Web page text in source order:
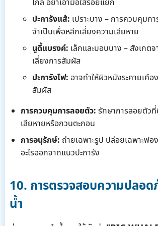
ไกล อย่าเอามือใส่รอยแยก
ปะการังแส้: เปราะบาง – การควบคุมก
จำเป็นเพื่อหลีกเลี่ยงความเสียหาย
นูดี้แบรงค์: เล็กและบอบบาง – สังเกตจ
เลี่ยงการสัมผัส
ปะการังไฟ: อาจทำให้ผิวหนังระคายเคื
สัมผัส
การควบคุมการลอยตัว: รักษาการลอยตัวที่
เสียหายหรือกวนตะกอน
การอนุรักษ์: ถ่ายเฉพาะรูป ปล่อยเฉพาะฟอ
อะไรออกจากแนวปะการัง
10. การตรวจสอบความปลอ
น้ำ